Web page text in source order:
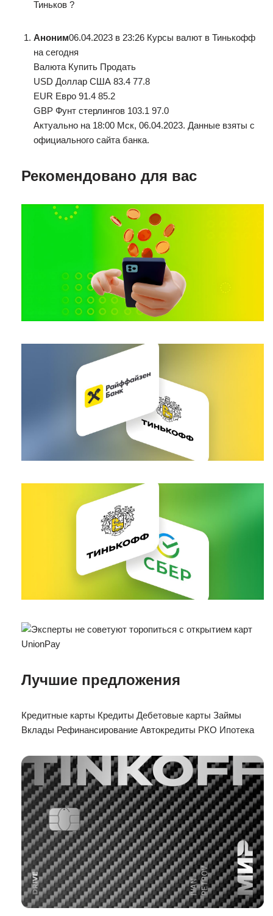
Тиньков ?
Аноним06.04.2023 в 23:26 Курсы валют в Тинькофф
на сегодня
Валюта Купить Продать
USD Доллар США 83.4 77.8
EUR Евро 91.4 85.2
GBP Фунт стерлингов 103.1 97.0
Актуально на 18:00 Мск, 06.04.2023. Данные взяты с
официального сайта банка.
Рекомендовано для вас
Лучшие предложения
Кредитные карты Кредиты Дебетовые карты Займы
Вклады Рефинансирование Автокредиты РКО Ипотека